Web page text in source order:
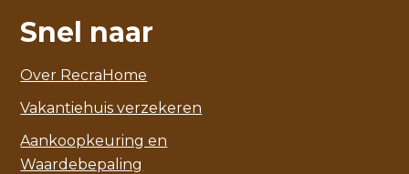
Snel naar
Over RecraHome
Vakantiehuis verzekeren
Aankoopkeuring en
Waardebepaling